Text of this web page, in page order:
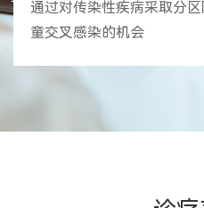
通过对传染性疾病采取分
童交叉感染的机会